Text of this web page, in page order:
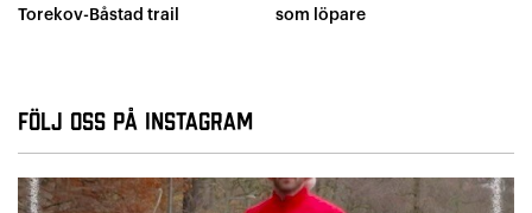
Torekov-Båstad trail
som löpare
Följ oss på Instagram